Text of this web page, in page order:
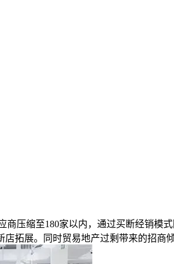
商压缩至180家以内，通过买断经销模
拓展。同时贸易地产过剩带来的招商